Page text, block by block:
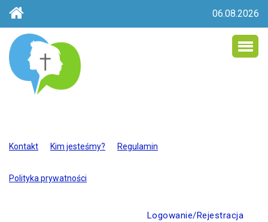
06.08.2026
Kontakt Kim jesteśmy? Regulamin
Polityka prywatności
Logowanie/Rejestracja